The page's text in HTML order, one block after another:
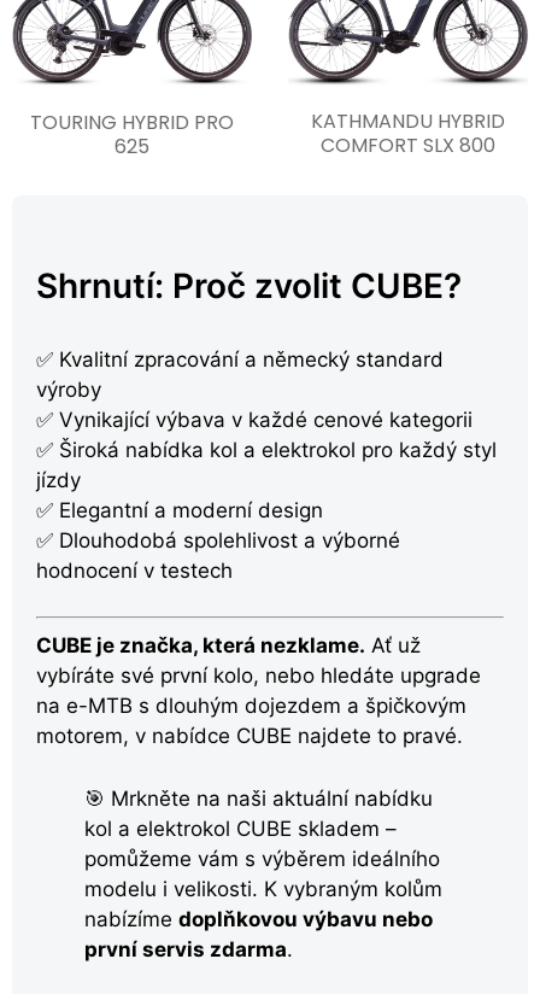
TOURING HYBRID PRO
625
KATHMANDU HYBRID
COMFORT SLX 800
Shrnutí: Proč zvolit CUBE?
✅ Kvalitní zpracování a německý standard
výroby
✅ Vynikající výbava v každé cenové kategorii
✅ Široká nabídka kol a elektrokol pro každý styl
jízdy
✅ Elegantní a moderní design
✅ Dlouhodobá spolehlivost a výborné
hodnocení v testech
CUBE je značka, která nezklame. Ať už
vybíráte své první kolo, nebo hledáte upgrade
na e-MTB s dlouhým dojezdem a špičkovým
motorem, v nabídce CUBE najdete to pravé.
🎯 Mrkněte na naši aktuální nabídku
kol a elektrokol CUBE skladem –
pomůžeme vám s výběrem ideálního
modelu i velikosti. K vybraným kolům
nabízíme doplňkovou výbavu nebo
první servis zdarma.